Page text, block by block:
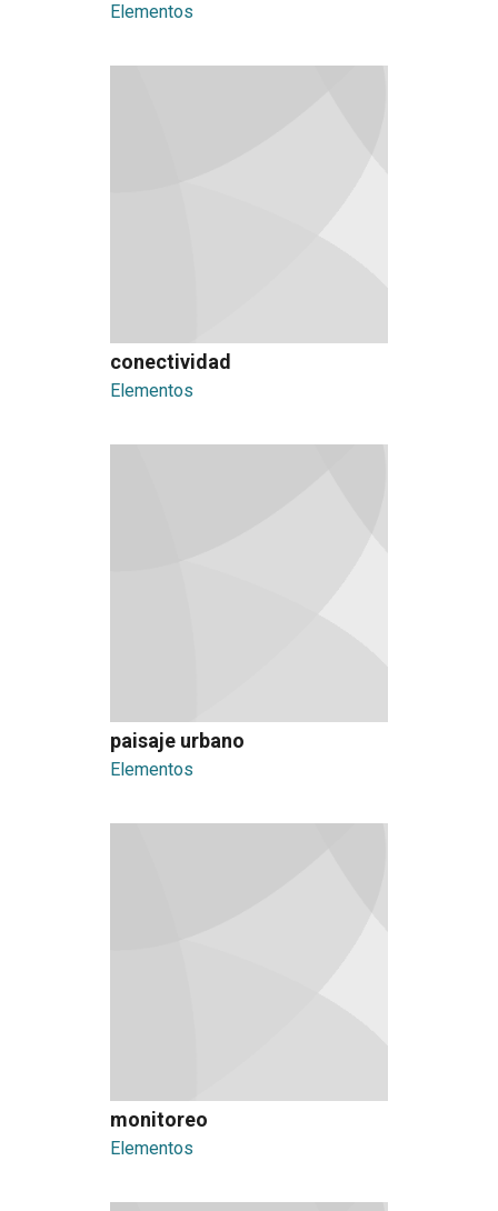
Elementos
conectividad
Elementos
paisaje urbano
Elementos
monitoreo
Elementos